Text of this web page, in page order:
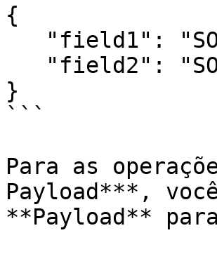
{
}
```
Para as
Payload***,
**Payload**